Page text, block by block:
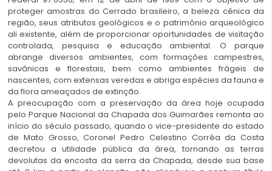
proteger amostras do Cerrado brasileiro, a beleza cênica da
região, seus atributos geológicos e o patrimônio arqueológico
ali existente, além de proporcionar oportunidades de visitação
controlada, pesquisa e educação ambiental. O parque
abrange diversos ambientes, com formações campestres,
savânicas e florestais, bem como ambientes frágeis de
nascentes, com extensas veredas e abriga espécies da fauna e
da flora ameaçados de extinção.
A preocupação com a preservação da área hoje ocupada
pelo Parque Nacional da Chapada dos Guimarães remonta ao
início do século passado, quando o vice-presidente do estado
de Mato Grosso, Coronel Pedro Celestino Corrêa da Costa
decretou a utilidade pública da área, tornando as terras
devolutas da encosta da serra da Chapada, desde sua base